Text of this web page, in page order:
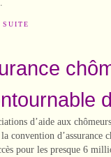
d’aide aux
convention d’assurance
pour les presque 6